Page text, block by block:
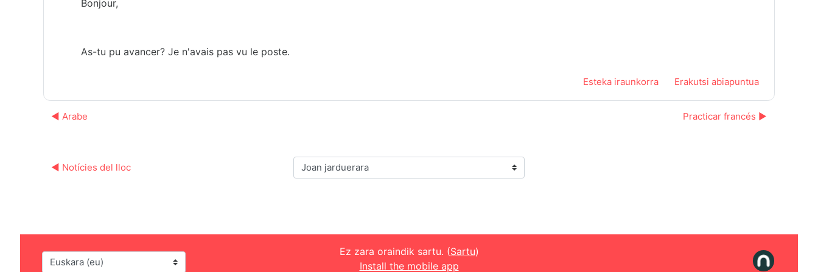
Bonjour,
As-tu pu avancer? Je n'avais pas vu le poste.
Esteka iraunkorra Erakutsi abiapuntua
◀︎ Arabe Practicar francés ▶︎
◀︎ Notícies del lloc
Joan jarduerara
Hizkuntza
Ez zara oraindik sartu. (Sartu)
Install the mobile app